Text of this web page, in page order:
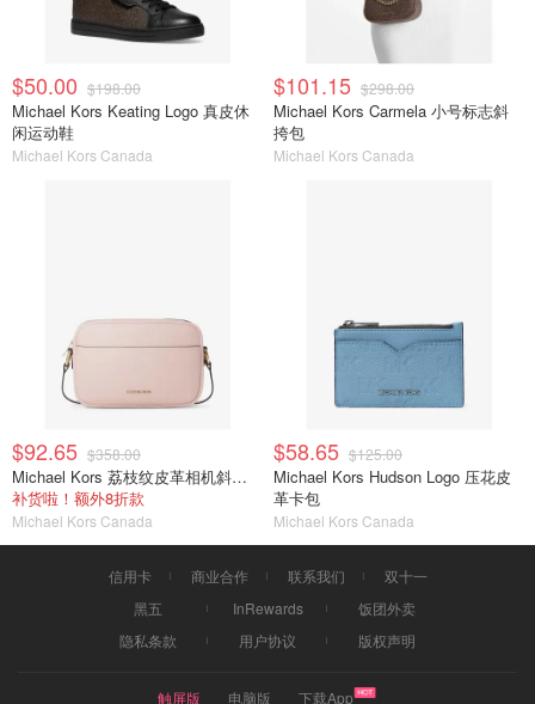
$50.00 $198.00
Michael Kors Keating Logo 真皮休
闲运动鞋
Michael Kors Canada
$101.15 $298.00
Michael Kors Carmela 小号标志斜
挎包
Michael Kors Canada
$92.65 $358.00
Michael Kors 荔枝纹皮革相机斜挎包
补货啦！额外8折款
Michael Kors Canada
$58.65 $125.00
Michael Kors Hudson Logo 压花皮
革卡包
Michael Kors Canada
信用卡 商业合作 联系我们
双十一
黑五
InRewards
饭团外卖
隐私条款
用户协议 版权声明
触屏版 电脑版 下载App